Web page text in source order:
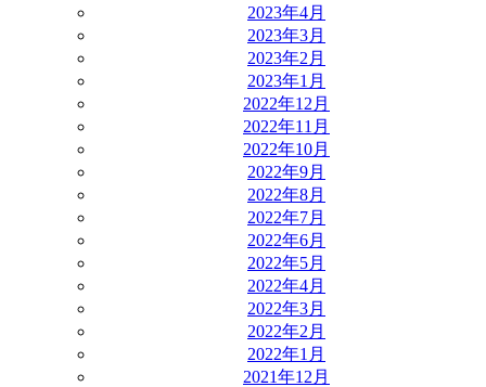
2023年4月
2023年3月
2023年2月
2023年1月
2022年12月
2022年11月
2022年10月
2022年9月
2022年8月
2022年7月
2022年6月
2022年5月
2022年4月
2022年3月
2022年2月
2022年1月
2021年12月